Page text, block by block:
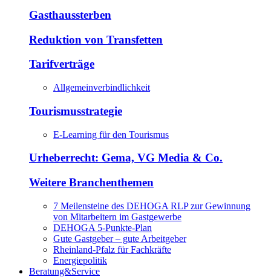
Gasthaussterben
Reduktion von Transfetten
Tarifverträge
Allgemeinverbindlichkeit
Tourismusstrategie
E-Learning für den Tourismus
Urheberrecht: Gema, VG Media & Co.
Weitere Branchenthemen
7 Meilensteine des DEHOGA RLP zur Gewinnung
von Mitarbeitern im Gastgewerbe
DEHOGA 5-Punkte-Plan
Gute Gastgeber – gute Arbeitgeber
Rheinland-Pfalz für Fachkräfte
Energiepolitik
Beratung&Service